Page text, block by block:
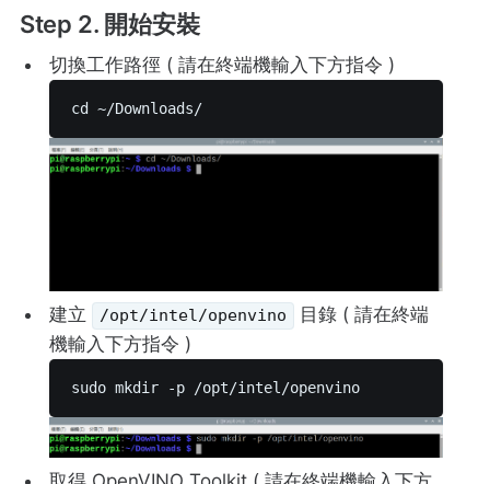
Step 2. 開始安裝
切換工作路徑 ( 請在終端機輸入下方指令 )
cd ~/Downloads/
建立 /opt/intel/openvino
目錄 ( 請在終端
機輸入下方指令 )
sudo mkdir -p /opt/intel/openvino